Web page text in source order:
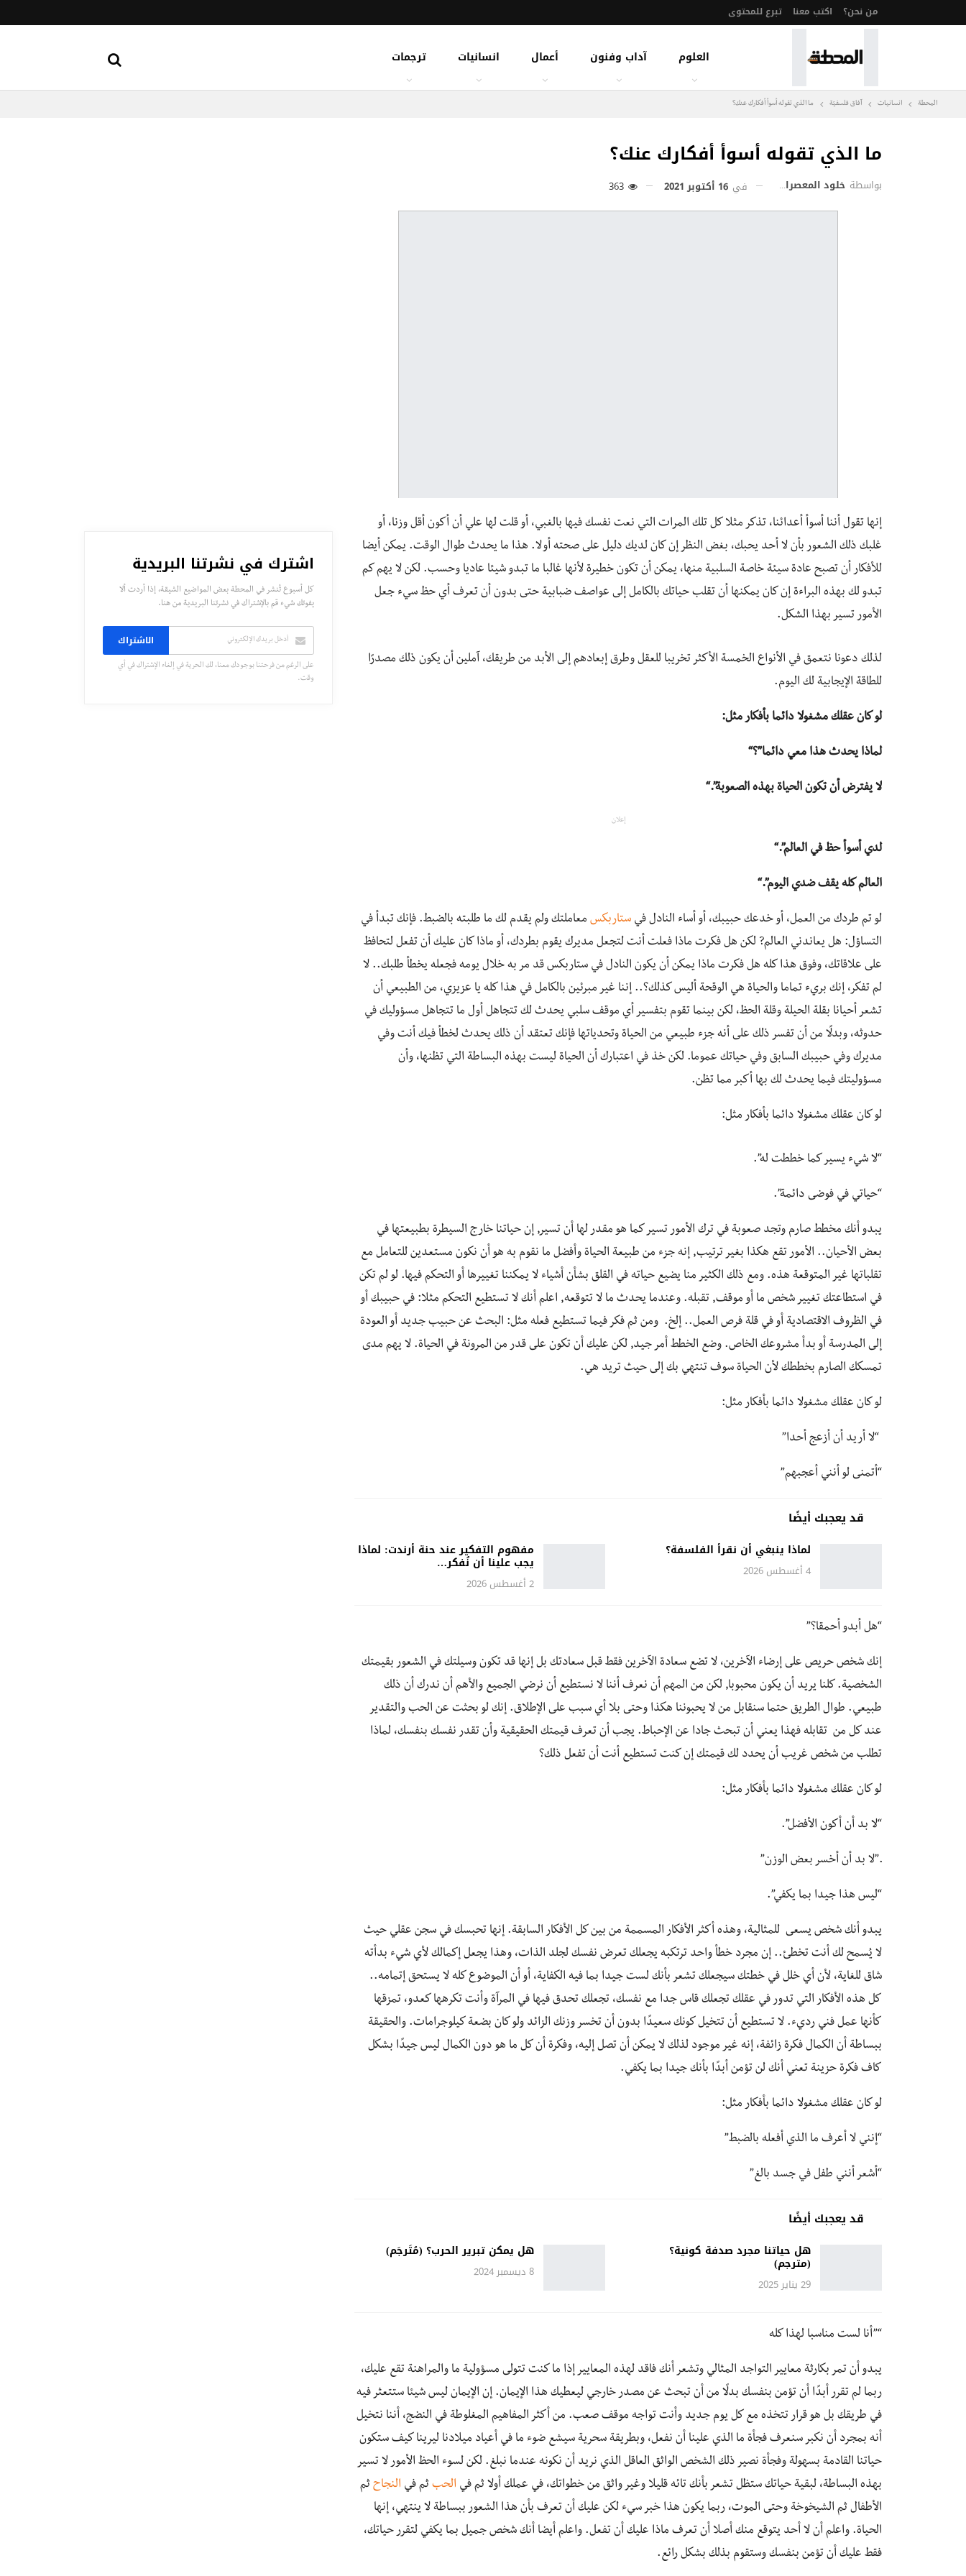
من نحن؟ اكتب معنا تبرع للمحتوى
العلوم آداب وفنون أعمال انسانيات ترجمات
المحطة انسانيات آفاق فلسفيّة‎ ما الذي تقوله أسوأ أفكارك عنك؟
ما الذي تقوله أسوأ أفكارك عنك؟
بواسطة خلود المعصراوي في 16 أكتوبر 2021
إنها تقول أننا أسوأ أعدائنا، تذكر مثلا كل تلك المرات التي نعت نفسك فيها بالغبي، أو قلت لها علي أن أكون أقل وزنا، أو
غلبك ذلك الشعور بأن لا أحد يحبك، بغض النظر إن كان لديك دليل على صحته أو لا. هذا ما يحدث طوال الوقت. يمكن أيضا
للأفكار أن تصبح عادة سيئة خاصة السلبية منها، يمكن أن تكون خطيرة لأنها غالبا ما تبدو شيئا عاديا وحسب. لكن لا يهم كم
تبدو لك بهذه البراءة إن كان يمكنها أن تقلب حياتك بالكامل إلى عواصف ضبابية حتى بدون أن تعرف أي حظ سيء جعل
الأمور تسير بهذا الشكل.
لذلك دعونا نتعمق في الأنواع الخمسة الأكثر تخريبا للعقل وطرق إبعادهم إلى الأبد من طريقك، آملين أن يكون ذلك مصدرًا
للطاقة الإيجابية لك اليوم.
لو كان عقلك مشغولا دائما بأفكار مثل:
لماذا يحدث هذا معي دائما”؟“
لا يفترض أن تكون الحياة بهذه الصعوبة”.“
إعلان
لدي أسوأ حظ في العالم”.“
العالم كله يقف ضدي اليوم”.“
لو تم طردك من العمل، أو خدعك حبيبك، أو أساء النادل في ستاربكس معاملتك ولم يقدم لك ما طلبته بالضبط. فإنك تبدأ في
التساؤل: هل يعاندني العالم? لكن هل فكرت ماذا فعلت أنت لتجعل مديرك يقوم بطردك، أو ماذا كان عليك أن تفعل لتحافظ
على علاقاتك، وفوق هذا كله هل فكرت ماذا يمكن أن يكون النادل في ستاربكس قد مر به خلال يومه فجعله يخطأ طلبك.. لا
لم تفكر، إنك بريء تماما والحياة هي الوقحة أليس كذلك؟.. إننا غير مبرئين بالكامل في هذا كله يا عزيزي، من الطبيعي أن
تشعر أحيانا بقلة الحيلة وقلة الحظ، لكن بينما تقوم بتفسير أي موقف سلبي يحدث لك تتجاهل أول ما تتجاهل مسؤوليك في
حدوثه، وبدلًا من أن تفسر ذلك على أنه جزء طبيعي من الحياة وتحدياتها فإنك تعتقد أن ذلك يحدث لخطأ فيك أنت وفي
مديرك وفي حبيبك السابق وفي حياتك عموما. لكن خذ في اعتبارك أن الحياة ليست بهذه البساطة التي تظنها، وأن
مسؤوليتك فيما يحدث لك بها أكبر مما تظن.
لو كان عقلك مشغولا دائما بأفكار مثل:
“لا شيء يسير كما خططت له”.
“حياتي في فوضى دائمة”.
يبدو أنك مخطط صارم وتجد صعوبة في ترك الأمور تسير كما هو مقدر لها أن تسير, إن حياتنا خارج السيطرة بطبيعتها في
بعض الأحيان.. الأمور تقع هكذا بغير ترتيب, إنه جزء من طبيعة الحياة وأفضل ما نقوم به هو أن نكون مستعدين للتعامل مع
تقلباتها غير المتوقعة هذه. ومع ذلك الكثير منا يضيع حياته في القلق بشأن أشياء لا يمكننا تغييرها أو التحكم فيها. لو لم تكن
في استطاعتك تغيير شخص ما أو موقف, تقبله. وعندما يحدث ما لا تتوقعه, اعلم أنك لا تستطيع التحكم مثلا: في حبيبك أو
في الظروف الاقتصادية أو في قلة فرص العمل.. إلخ. ومن ثم فكر فيما تستطيع فعله مثل: البحث عن حبيب جديد أو العودة
إلى المدرسة أو بدأ مشروعك الخاص. وضع الخطط أمر جيد, لكن عليك أن تكون على قدر من المرونة في الحياة. لا يهم مدى
تمسكك الصارم بخططك لأن الحياة سوف تنتهي بك إلى حيث تريد هي.
لو كان عقلك مشغولا دائما بأفكار مثل:
“لا أريد أن أزعج أحدا”
“أتمنى لو أنني أعجبهم”
قد يعجبك أيضًا
لماذا ينبغي أن نقرأ الفلسفة؟
4 أغسطس 2026
مفهوم التفكير عند حنة أرندت: لماذا
يجب علينا أن نُفكر…
2 أغسطس 2026
“هل أبدو أحمقا؟”
إنك شخص حريص على إرضاء الآخرين، لا تضع سعادة الآخرين فقط قبل سعادتك بل إنها قد تكون وسيلتك في الشعور بقيمتك
الشخصية. كلنا يريد أن يكون محبوبا, لكن من المهم أن نعرف أننا لا نستطيع أن نرضي الجميع والأهم أن ندرك أن ذلك
طبيعي. طوال الطريق حتما سنقابل من لا يحبوننا هكذا وحتى بلا أي سبب على الإطلاق. إنك لو بحثت عن الحب والتقدير
عند كل من تقابله فهذا يعني أن تبحث جادا عن الإحباط. يجب أن تعرف قيمتك الحقيقية وأن تقدر نفسك بنفسك، لماذا
تطلب من شخص غريب أن يحدد لك قيمتك إن كنت تستطيع أنت أن تفعل ذلك؟
لو كان عقلك مشغولا دائما بأفكار مثل:
“لا بد أن أكون الأفضل”.
.”لا بد أن أخسر بعض الوزن”
“ليس هذا جيدا بما يكفي”.
يبدو أنك شخص يسعى للمثالية، وهذه أكثر الأفكار المسممة من بين كل الأفكار السابقة. إنها تحبسك في سجن عقلي حيث
لا يُسمح لك أنت تخطئ.. إن مجرد خطأ واحد ترتكبه يجعلك تعرض نفسك لجلد الذات، وهذا يجعل إكمالك لأي شيء بدأته
شاق للغاية، لأن أي خلل في خطتك سيجعلك تشعر بأنك لست جيدا بما فيه الكفاية، أو أن الموضوع كله لا يستحق إتمامه..
كل هذه الأفكار التي تدور في عقلك تجعلك قاس جدا مع نفسك، تجعلك تحدق فيها في المرآة وأنت تكرهها كعدو، تمزقها
كأنها عمل فني رديء. لا تستطيع أن تتخيل كونك سعيدًا بدون أن تخسر وزنك الزائد ولو كان بضعة كيلوجرامات. والحقيقة
ببساطة أن الكمال فكرة زائفة، إنه غير موجود لذلك لا يمكن أن تصل إليه، وفكرة أن كل ما هو دون الكمال ليس جيدًا بشكل
كاف فكرة حزينة تعني أنك لن تؤمن أبدًا بأنك جيدا بما يكفي.
لو كان عقلك مشغولا دائما بأفكار مثل:
“إنني لا أعرف ما الذي أفعله بالضبط”
“أشعر أنني طفل في جسد بالغ”
قد يعجبك أيضًا
هل حياتنا مجرد صدفة كونية؟
(مترجم)
29 يناير 2025
هل يمكن تبرير الحرب؟ (مُتَرجَم)
8 ديسمبر 2024
“”أنا لست مناسبا لهذا كله
يبدو أن تمر بكارثة معايير التواجد المثالي وتشعر أنك فاقد لهذه المعايير إذا ما كنت تتولى مسؤولية ما والمراهنة تقع عليك،
ربما لم تقرر أبدًا أن تؤمن بنفسك بدلًا من أن تبحث عن مصدر خارجي ليعطيك هذا الإيمان. إن الإيمان ليس شيئا ستتعثر فيه
في طريقك بل هو قرار تتخذه مع كل يوم جديد وأنت تواجه موقف صعب. من أكثر المفاهيم المغلوطة في النضج، أننا نتخيل
أنه بمجرد أن نكبر سنعرف فجأة ما الذي علينا أن نفعل، وبطريقة سحرية سيشع ضوء ما في أعياد ميلادنا ليرينا كيف ستكون
حياتنا القادمة بسهولة وفجأة نصير ذلك الشخص الواثق العاقل الذي نريد أن نكونه عندما نبلغ. لكن لسوء الحظ الأمور لا تسير
بهذه البساطة، لبقية حياتك ستظل تشعر بأنك تائه قليلا وغير واثق من خطواتك، في عملك أولا ثم في الحب ثم في النجاح ثم
الأطفال ثم الشيخوخة وحتى الموت، ربما يكون هذا خبر سيء لكن عليك أن تعرف بأن هذا الشعور ببساطة لا ينتهي، إنها
الحياة. واعلم أن لا أحد يتوقع منك أصلا أن تعرف ماذا عليك أن تفعل. واعلم أيضا أنك شخص جميل بما يكفي لتقرر حياتك،
فقط عليك أن تؤمن بنفسك وستقوم بذلك بشكل رائع.
اشترك في نشرتنا البريدية
كل أسبوع تُنشر في المحطة بعض المواضيع الشيقة، إذا أردت ألا
يفوتك شيء قم بالإشتراك في نشرتنا البريدية من هنا.
الاشتراك
على الرغم من فرحتنا بوجودك معنا، لك الحرية في إلغاء الإشتراك في أي
وقت.